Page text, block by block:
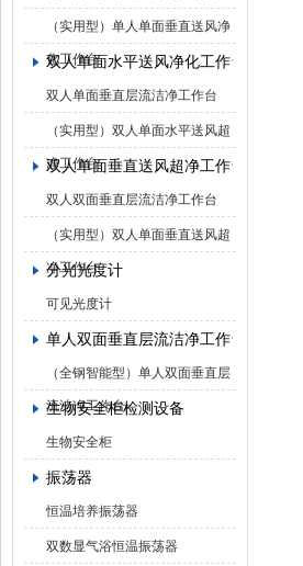
（实用型）单人单面垂直送风净
化工作台
双人单面水平送风净化工作台
双人单面垂直层流洁净工作台
（实用型）双人单面水平送风超
净工作台
双人单面垂直送风超净工作台
双人双面垂直层流洁净工作台
（实用型）双人单面垂直送风超
净工作台
分光光度计
可见光度计
单人双面垂直层流洁净工作台
（全钢智能型）单人双面垂直层
流洁净工作台
生物安全柜检测设备
生物安全柜
振荡器
恒温培养振荡器
双数显气浴恒温振荡器